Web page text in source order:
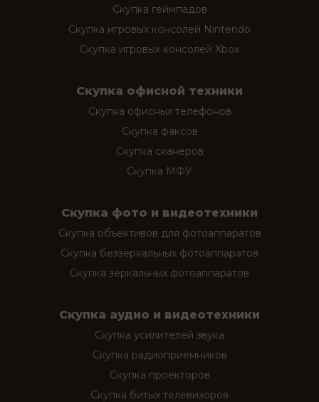
Скупка геймпадов
Скупка игровых консолей Nintendo
Скупка игровых консолей Xbox
Скупка офисной техники
Скупка офисных телефонов
Скупка факсов
Скупка сканеров
Скупка МФУ
Скупка фото и видеотехники
Скупка объективов для фотоаппаратов
Скупка беззеркальных фотоаппаратов
Скупка зеркальных фотоаппаратов
Скупка аудио и видеотехники
Скупка усилителей звука
Скупка радиоприёмников
Скупка проекторов
Скупка битых телевизоров